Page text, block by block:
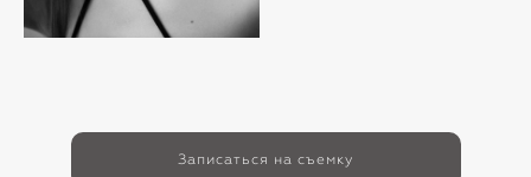
Записаться на съемку